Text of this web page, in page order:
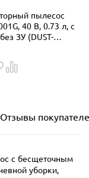
пылесос
40 В, 0.73 л, с
ЗУ (DUST-
Отзывы
с бесщеточным
уборки,